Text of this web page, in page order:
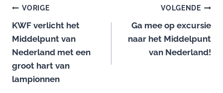
b
o
o
k
y
Bericht
navigatie
VORIGE
KWF verlicht het
Middelpunt van
Nederland met een
groot hart van
lampionnen
VOLGENDE
Ga mee op excursie
naar het Middelpunt
van Nederland!